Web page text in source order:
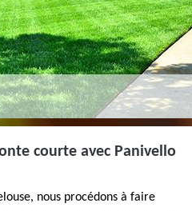
courte avec Panivello
nous procédons à faire